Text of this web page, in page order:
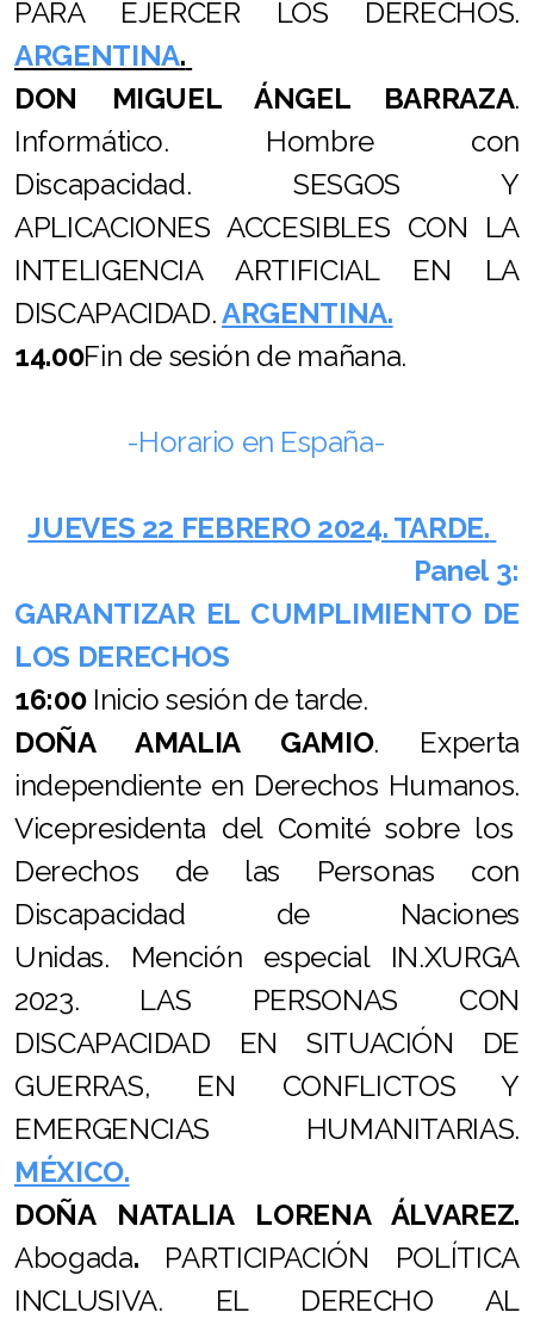
PARA EJERCER LOS DERECHOS.
ARGENTINA.
DON
MIGUEL ÁNGEL BARRAZA.
Informático. Hombre con
Discapacidad. SESGOS Y
APLICACIONES ACCESIBLES CON LA
INTELIGENCIA ARTIFICIAL EN LA
DISCAPACIDAD.ARGENTINA.
14.00Fin de sesión de mañana.
-Horario en España-
JUEVES 22 FEBRERO 2024. TARDE.
Panel 3:
GARANTIZAR EL CUMPLIMIENTO DE
LOS DERECHOS
16:00 Inicio sesión de tarde.
DOÑA AMALIA GAMIO. Experta
independiente en Derechos Humanos.
Vicepresidenta del Comité sobre los
Derechos de las Personas con
Discapacidad de Naciones
Unidas. Mención especial IN.XURGA
2023. LAS PERSONAS CON
DISCAPACIDAD EN SITUACIÓN DE
GUERRAS, EN CONFLICTOS Y
EMERGENCIAS HUMANITARIAS.
MÉXICO.
DOÑA NATALIA LORENA ÁLVAREZ.
Abogada. PARTICIPACIÓN POLÍTICA
INCLUSIVA. EL DERECHO AL